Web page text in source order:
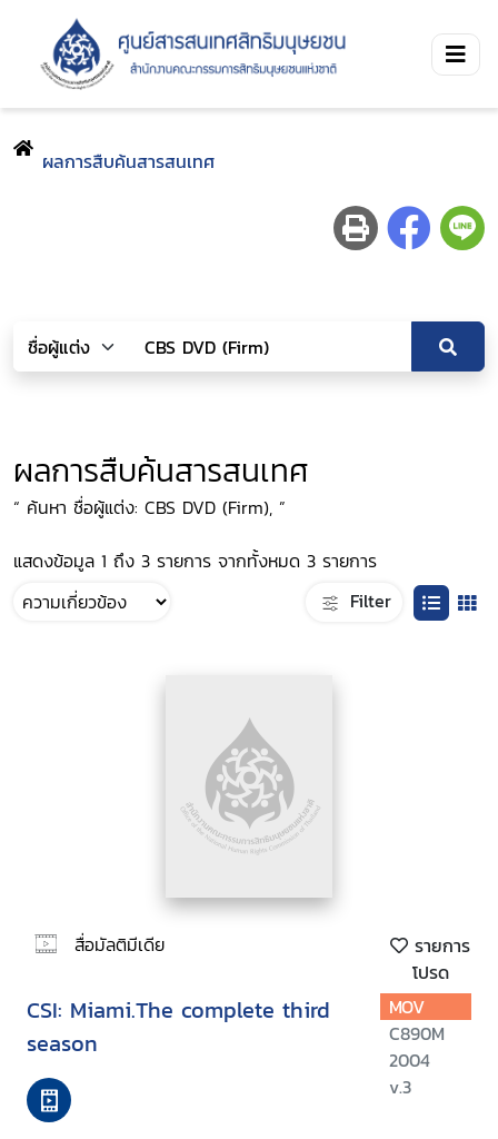
ผลการสืบค้นสารสนเทศ
ผลการสืบค้นสารสนเทศ
“ ค้นหา ชื่อผู้แต่ง: CBS DVD (Firm), ”
แสดงข้อมูล 1 ถึง 3 รายการ จากทั้งหมด 3 รายการ
Filter
สื่อมัลติมีเดีย
รายการ
โปรด
CSI: Miami.The complete third
season
MOV
C890M
2004
v.3